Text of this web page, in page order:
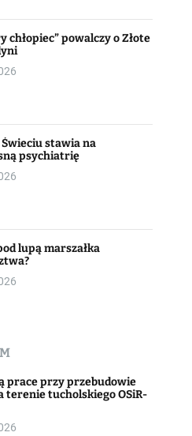
chłopiec” powalczy o Złote
stawia na
psychiatrię
lupą marszałka
prace przy przebudowie
terenie tucholskiego OSiR-